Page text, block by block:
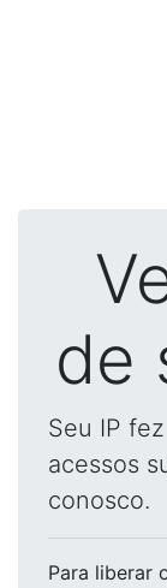
de
Seu IP
acessos
conosco.
Para liberar